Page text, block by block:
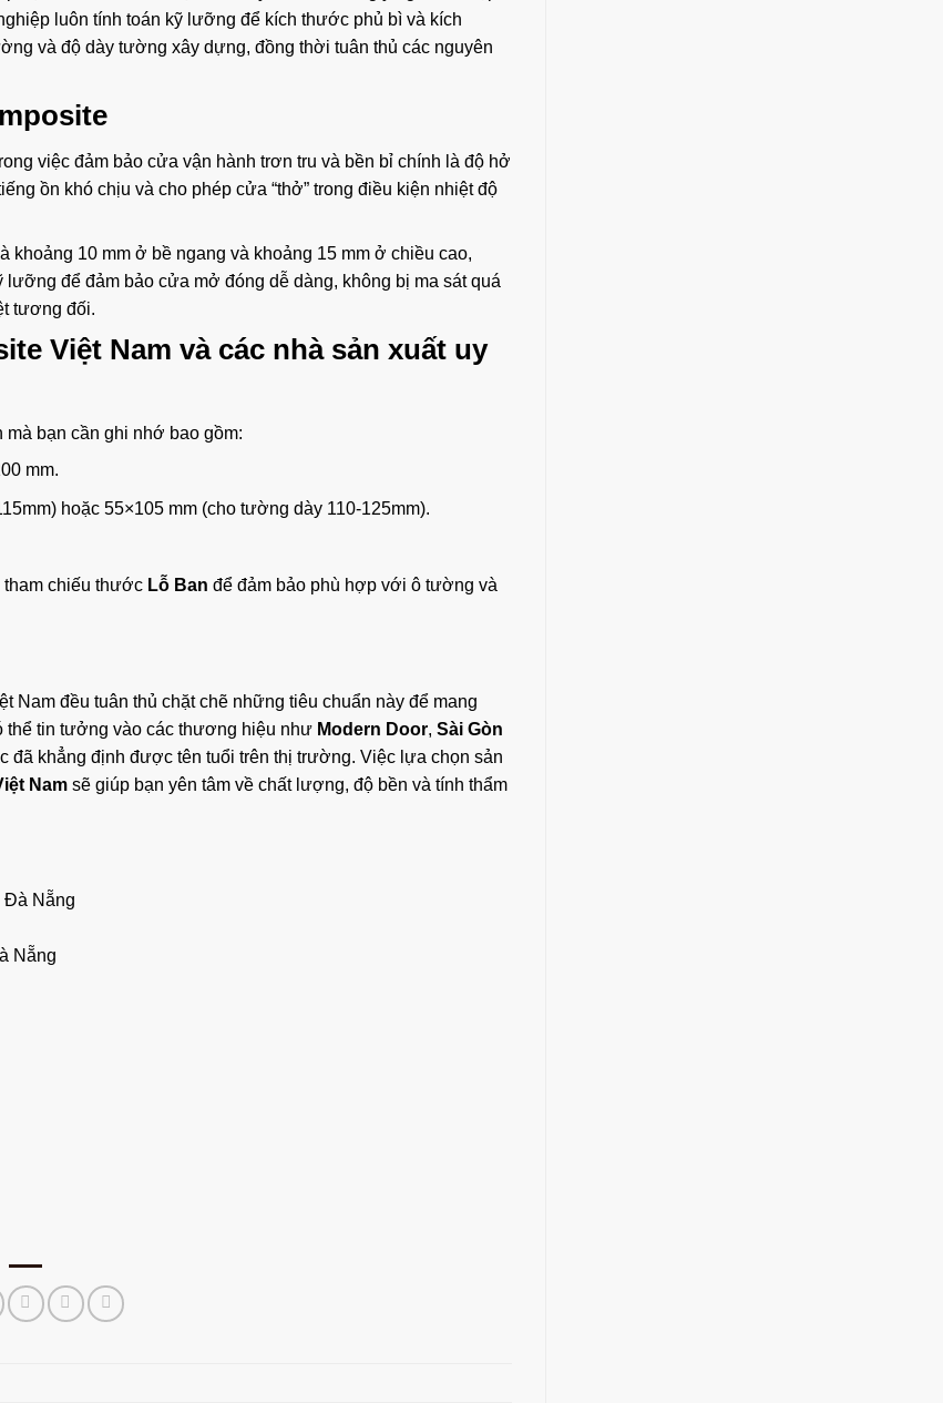
luôn tính toán kỹ lưỡng để kích thước phủ bì và kích
và độ dày tường xây dựng, đồng thời tuân thủ các nguyên
việc đảm bảo cửa vận hành trơn tru và bền bỉ chính là độ hở
ồn khó chịu và cho phép cửa “thở” trong điều kiện nhiệt độ
10 mm ở bề ngang và khoảng 15 mm ở chiều cao,
để đảm bảo cửa mở đóng dễ dàng, không bị ma sát quá
tương đối.
Việt Nam và các nhà sản xuất uy
mà bạn cần ghi nhớ bao gồm:
mm.
hoặc 55×105 mm (cho tường dày 110-125mm).
tham chiếu thước Lỗ Ban để đảm bảo phù hợp với ô tường và
Nam đều tuân thủ chặt chẽ những tiêu chuẩn này để mang
thể tin tưởng vào các thương hiệu như Modern Door, Sài Gòn
đã khẳng định được tên tuổi trên thị trường. Việc lựa chọn sản
Nam sẽ giúp bạn yên tâm về chất lượng, độ bền và tính thẩm
Đà Nẵng
Nẵng